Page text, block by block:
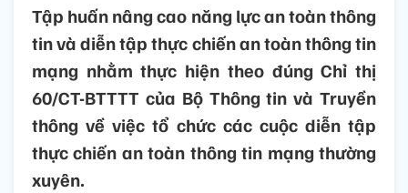
Tập huấn nâng cao năng lực an toàn thông
tin và diễn tập thực chiến an toàn thông tin
mạng nhằm thực hiện theo đúng Chỉ thị
60/CT-BTTTT của Bộ Thông tin và Truyền
thông về việc tổ chức các cuộc diễn tập
thực chiến an toàn thông tin mạng thường
xuyên.